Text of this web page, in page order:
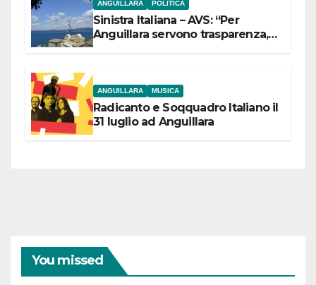
ANGUILLARA POLITICA
Sinistra Italiana – AVS: “Per
Anguillara servono trasparenza,
ANGUILLARA MUSICA
Radicanto e Soqquadro Italiano il
31 luglio ad Anguillara
You missed